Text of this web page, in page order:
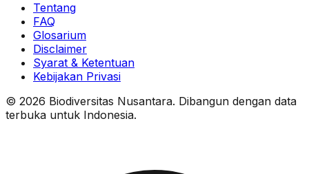
Tentang
FAQ
Glosarium
Disclaimer
Syarat & Ketentuan
Kebijakan Privasi
© 2026 Biodiversitas Nusantara. Dibangun dengan data
terbuka untuk Indonesia.